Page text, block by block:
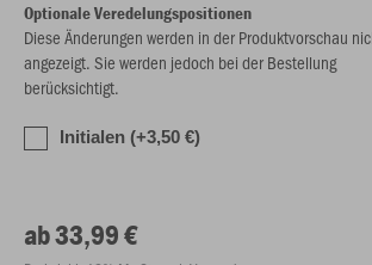
Optionale Veredelungspositionen
Diese Änderungen werden in der Produktvorschau
angezeigt. Sie werden jedoch bei der Bestellung
berücksichtigt.
Initialen (+3,50 €)
ab 33,99 €